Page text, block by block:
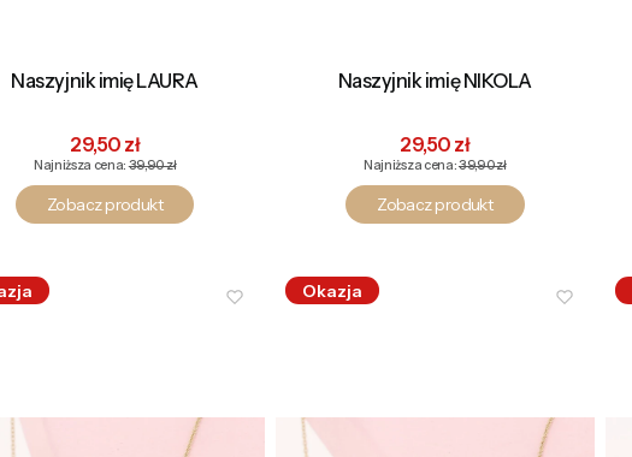
Naszyjnik imię LAURA
Cena promocyjna
29,50 zł
Najniższa cena: 39,90 zł
Zobacz produkt
Naszyjnik imię NIKOLA
Cena promocyjna
29,50 zł
Najniższa cena:39,90 zł
Zobacz produkt
Okazja